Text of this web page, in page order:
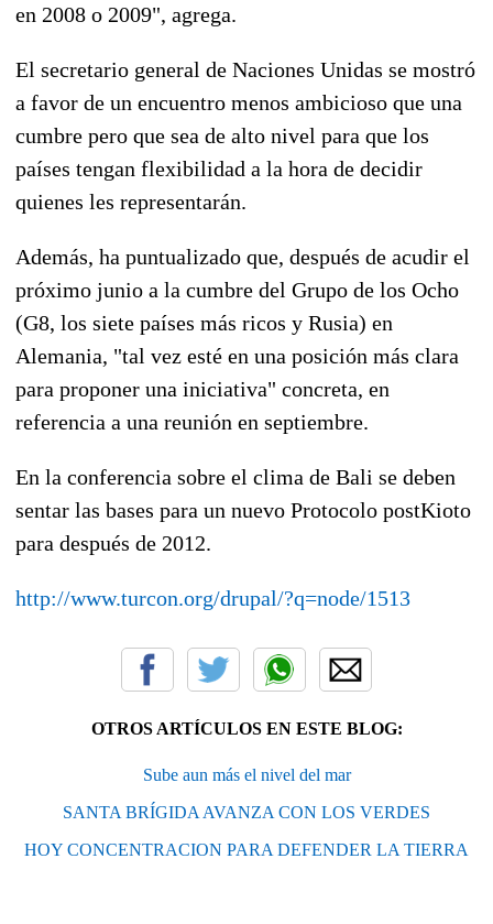
en 2008 o 2009", agrega.
El secretario general de Naciones Unidas se mostró
a favor de un encuentro menos ambicioso que una
cumbre pero que sea de alto nivel para que los
países tengan flexibilidad a la hora de decidir
quienes les representarán.
Además, ha puntualizado que, después de acudir el
próximo junio a la cumbre del Grupo de los Ocho
(G8, los siete países más ricos y Rusia) en
Alemania, "tal vez esté en una posición más clara
para proponer una iniciativa" concreta, en
referencia a una reunión en septiembre.
En la conferencia sobre el clima de Bali se deben
sentar las bases para un nuevo Protocolo postKioto
para después de 2012.
http://www.turcon.org/drupal/?q=node/1513
OTROS ARTÍCULOS EN ESTE BLOG:
Sube aun más el nivel del mar
SANTA BRÍGIDA AVANZA CON LOS VERDES
HOY CONCENTRACION PARA DEFENDER LA TIERRA